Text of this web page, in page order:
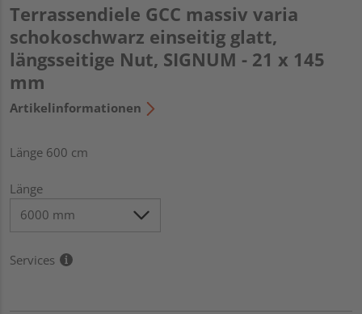
Terrassendiele GCC massiv varia
schokoschwarz einseitig glatt,
längsseitige Nut, SIGNUM - 21 x 145
mm
Artikelinformationen
Länge 600 cm
Länge
Services